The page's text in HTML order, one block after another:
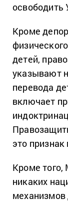
освободить
Кроме
детей,
указывают
перевода
включает
это
Кроме того,
никаких
механизмов